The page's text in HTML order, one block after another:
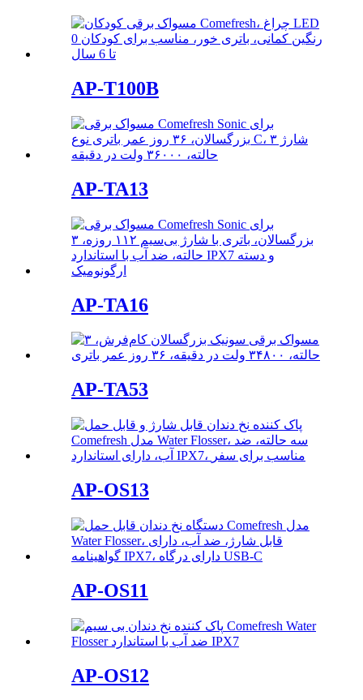
AP-T100B
AP-TA13
AP-TA16
AP-TA53
AP-OS13
AP-OS11
AP-OS12